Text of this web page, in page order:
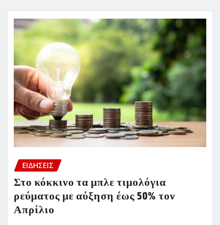
ΕΙΔΗΣΕΙΣ
Στο κόκκινο τα μπλε τιμολόγια
ρεύματος με αύξηση έως 50% τον
Απρίλιο